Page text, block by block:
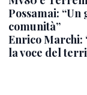
Possamai:
comunità”
Enrico Marchi:
la voce del